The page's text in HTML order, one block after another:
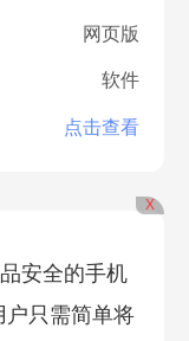
网页版
软件
点击查看
X
安全的手机
户只需简单将